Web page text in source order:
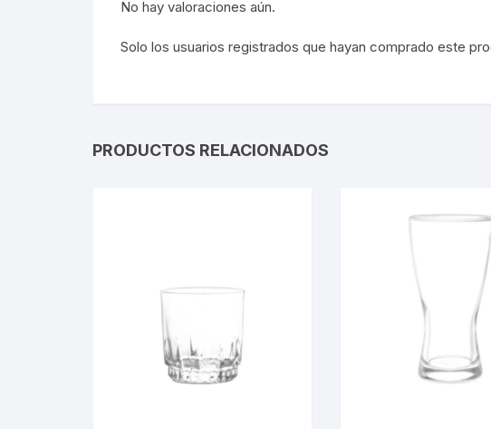
No hay valoraciones aún.
Solo los usuarios registrados que hayan comprado este
PRODUCTOS RELACIONADOS